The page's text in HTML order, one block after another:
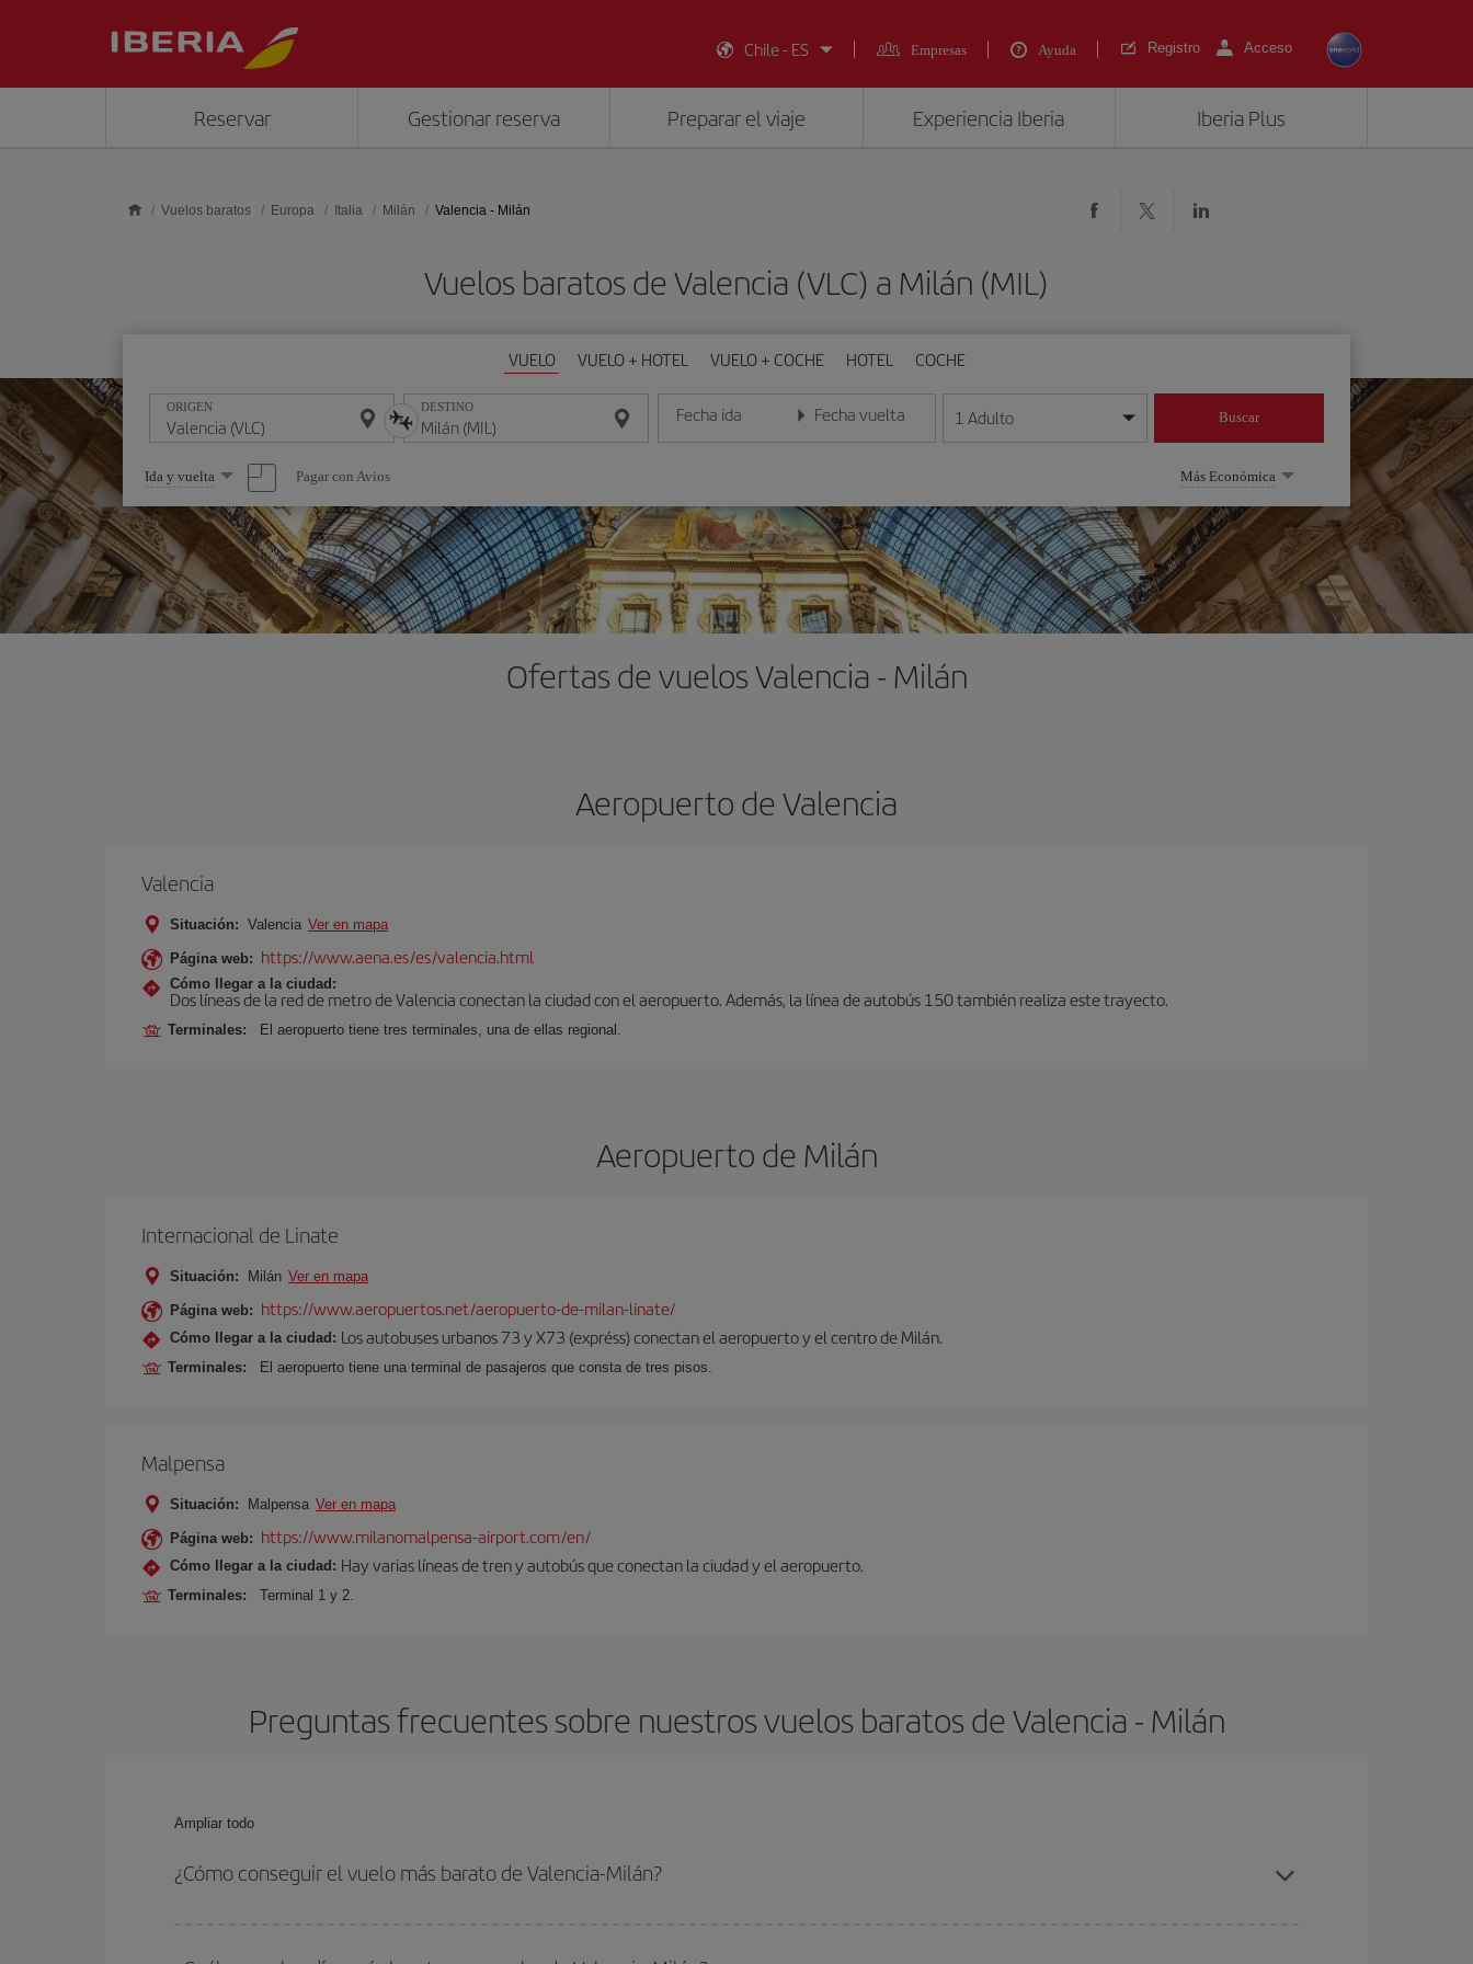
Chile - ES
Empresas Ayuda Registro Acceso
Reservar Gestionar reserva Preparar el viaje Experiencia Iberia Iberia Plus
Vuelos baratos Europa Italia Milán Valencia - Milán
Vuelos baratos de Valencia (VLC) a Milán (MIL)
VUELO VUELO + HOTEL VUELO + COCHE HOTEL COCHE
ORIGEN DESTINO Fecha ida
Introduce la fecha en formato día/mes/año
Fecha vuelta
Introduce la fecha en formato día/mes/año
1 Adulto Buscar
Seleccione
una
opción
Ida y vuelta Pagar con Avios Más Económica
Ofertas de vuelos Valencia - Milán
Aeropuerto de Valencia
Valencia
Situación: Valencia Ver en mapa
Página web: https://www.aena.es/es/valencia.html
Cómo llegar a la ciudad:
Dos líneas de la red de metro de Valencia conectan la ciudad con el aeropuerto. Además, la línea de autobús 150 también realiza este trayecto.
Terminales: El aeropuerto tiene tres terminales, una de ellas regional.
Aeropuerto de Milán
Internacional de Linate
Situación: Milán Ver en mapa
Página web: https://www.aeropuertos.net/aeropuerto-de-milan-linate/
Cómo llegar a la ciudad: Los autobuses urbanos 73 y X73 (expréss) conectan el aeropuerto y el centro de Milán.
Terminales: El aeropuerto tiene una terminal de pasajeros que consta de tres pisos.
Malpensa
Situación: Malpensa Ver en mapa
Página web: https://www.milanomalpensa-airport.com/en/
Cómo llegar a la ciudad: Hay varias líneas de tren y autobús que conectan la ciudad y el aeropuerto.
Terminales: Terminal 1 y 2.
Preguntas frecuentes sobre nuestros vuelos baratos de Valencia - Milán
Ampliar todo
¿Cómo conseguir el vuelo más barato de Valencia-Milán?
fechas y horarios de ida y vuelta.